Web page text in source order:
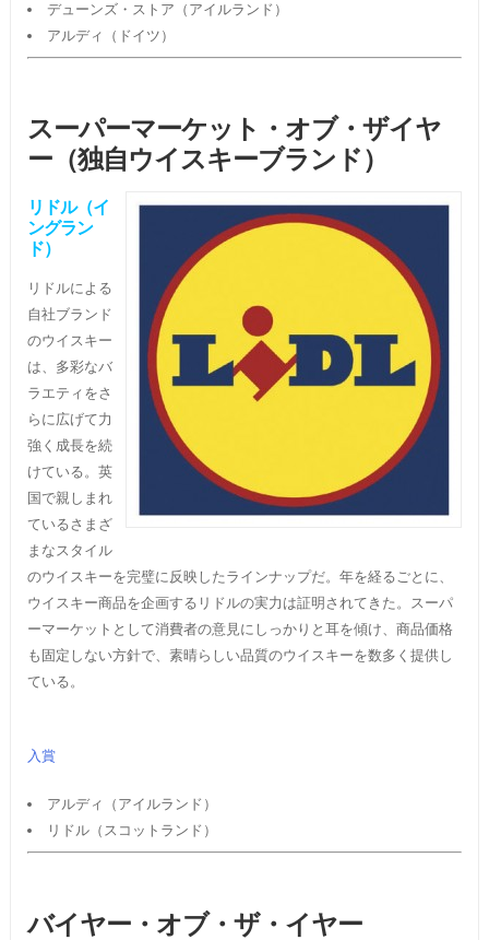
デューンズ・ストア（アイルランド）
アルディ（ドイツ）
スーパーマーケット・オブ・ザイヤ
ー（独自ウイスキーブランド）
リドル（イ
ングラン
ド）
リドルによる
自社ブランド
のウイスキー
は、多彩なバ
ラエティをさ
らに広げて力
強く成長を続
けている。英
国で親しまれ
ているさまざ
まなスタイル
のウイスキーを完璧に反映したラインナップだ。年を経るごとに、
ウイスキー商品を企画するリドルの実力は証明されてきた。スーパ
ーマーケットとして消費者の意見にしっかりと耳を傾け、商品価格
も固定しない方針で、素晴らしい品質のウイスキーを数多く提供し
ている。
入賞
アルディ（アイルランド）
リドル（スコットランド）
バイヤー・オブ・ザ・イヤー